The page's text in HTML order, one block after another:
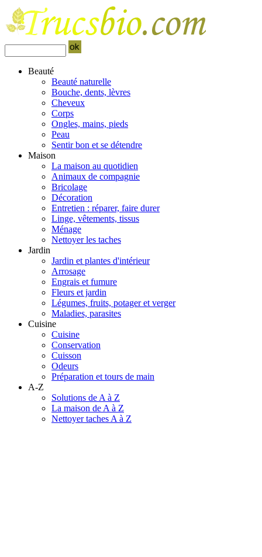
Beauté
Beauté naturelle
Bouche, dents, lèvres
Cheveux
Corps
Ongles, mains, pieds
Peau
Sentir bon et se détendre
Maison
La maison au quotidien
Animaux de compagnie
Bricolage
Décoration
Entretien : réparer, faire durer
Linge, vêtements, tissus
Ménage
Nettoyer les taches
Jardin
Jardin et plantes d'intérieur
Arrosage
Engrais et fumure
Fleurs et jardin
Légumes, fruits, potager et verger
Maladies, parasites
Cuisine
Cuisine
Conservation
Cuisson
Odeurs
Préparation et tours de main
A-Z
Solutions de A à Z
La maison de A à Z
Nettoyer taches A à Z